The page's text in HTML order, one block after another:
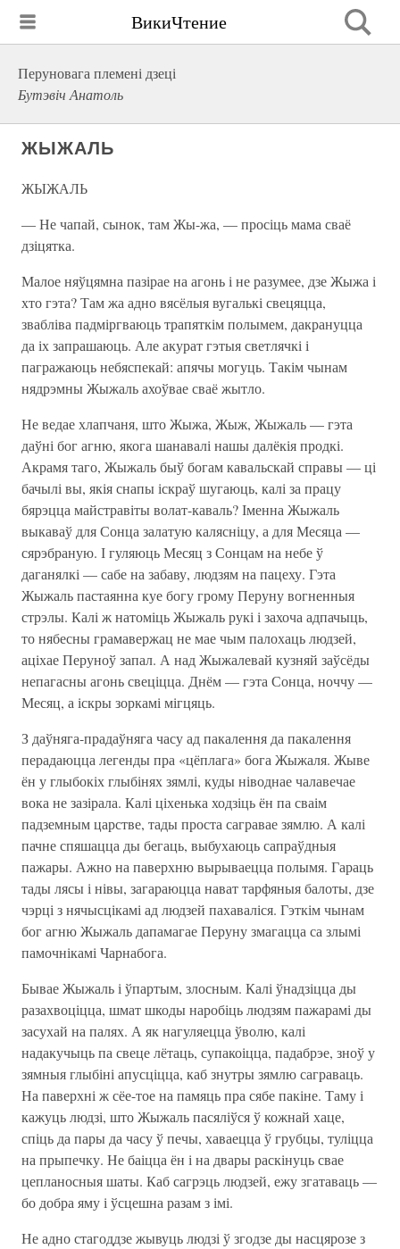
ВикиЧтение
Перуновага племені дзеці
Бутэвіч Анатоль
ЖЫЖАЛЬ
ЖЫЖАЛЬ
— Не чапай, сынок, там Жы-жа, — просіць мама сваё
дзіцятка.
Малое няўцямна пазірае на агонь і не разумее, дзе Жыжа і
хто гэта? Там жа адно вясёлыя вугалькі свецяцца,
звабліва падміргваюць трапяткім полымем, дакрануцца
да іх запрашаюць. Але акурат гэтыя светлячкі і
пагражаюць небяспекай: апячы могуць. Такім чынам
нядрэмны Жыжаль ахоўвае сваё жытло.
Не ведае хлапчаня, што Жыжа, Жыж, Жыжаль — гэта
даўні бог агню, якога шанавалі нашы далёкія продкі.
Акрамя таго, Жыжаль быў богам кавальскай справы — ці
бачылі вы, якія снапы іскраў шугаюць, калі за працу
бярэцца майстравіты волат-каваль? Іменна Жыжаль
выкаваў для Сонца залатую калясніцу, а для Месяца —
сярэбраную. І гуляюць Месяц з Сонцам на небе ў
даганялкі — сабе на забаву, людзям на пацеху. Гэта
Жыжаль пастаянна куе богу грому Перуну вогненныя
стрэлы. Калі ж натоміць Жыжаль рукі і захоча адпачыць,
то нябесны грамавержац не мае чым палохаць людзей,
аціхае Перуноў запал. А над Жыжалевай кузняй заўсёды
непагасны агонь свеціцца. Днём — гэта Сонца, ноччу —
Месяц, а іскры зоркамі мігцяць.
З даўняга-прадаўняга часу ад пакалення да пакалення
перадаюцца легенды пра «цёплага» бога Жыжаля. Жыве
ён у глыбокіх глыбінях зямлі, куды ніводнае чалавечае
вока не зазірала. Калі ціхенька ходзіць ён па сваім
падземным царстве, тады проста сагравае зямлю. А калі
пачне спяшацца ды бегаць, выбухаюць сапраўдныя
пажары. Ажно на паверхню вырываецца полымя. Гараць
тады лясы і нівы, загараюцца нават тарфяныя балоты, дзе
чэрці з нячысцікамі ад людзей пахаваліся. Гэткім чынам
бог агню Жыжаль дапамагае Перуну змагацца са злымі
памочнікамі Чарнабога.
Бывае Жыжаль і ўпартым, злосным. Калі ўнадзіцца ды
разахвоціцца, шмат шкоды наробіць людзям пажарамі ды
засухай на палях. А як нагуляецца ўволю, калі
надакучыць па свеце лётаць, супакоіцца, падабрэе, зноў у
зямныя глыбіні апусціцца, каб знутры зямлю саграваць.
На паверхні ж сёе-тое на памяць пра сябе пакіне. Таму і
кажуць людзі, што Жыжаль пасяліўся ў кожнай хаце,
спіць да пары да часу ў печы, хаваецца ў грубцы, туліцца
на прыпечку. Не баіцца ён і на двары раскінуць свае
цепланосныя шаты. Каб сагрэць людзей, ежу згатаваць —
бо добра яму і ўсцешна разам з імі.
Не адно стагоддзе жывуць людзі ў згодзе ды насцярозе з